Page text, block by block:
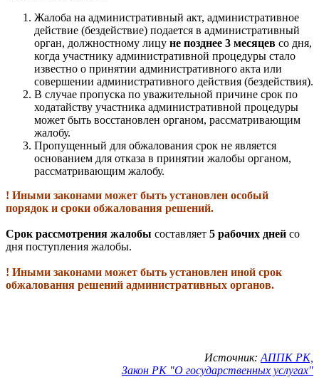
Жалоба на административный акт, административное
действие (бездействие) подается в административный
орган, должностному лицу не позднее 3 месяцев со дня,
когда участнику административной процедуры стало
известно о принятии административного акта или
совершении административного действия (бездействия).
В случае пропуска по уважительной причине срок по
ходатайству участника административной процедуры
может быть восстановлен органом, рассматривающим
жалобу.
Пропущенный для обжалования срок не является
основанием для отказа в принятии жалобы органом,
рассматривающим жалобу.
! Иными законами может быть установлен особый
порядок и сроки обжалования решений.
Срок рассмотрения жалобы составляет 5 рабочих дней со
дня поступления жалобы.
! Иными законами может быть установлен иной срок
обжалования решений административных органов.
Источник: АППК РК,
Закон РК "О государственных услугах"